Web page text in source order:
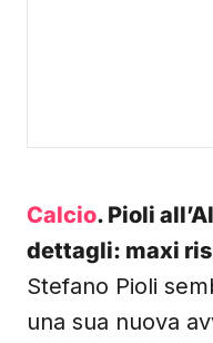
Calcio. Pioli
dettagli: maxi
Stefano Pioli
una sua nuova